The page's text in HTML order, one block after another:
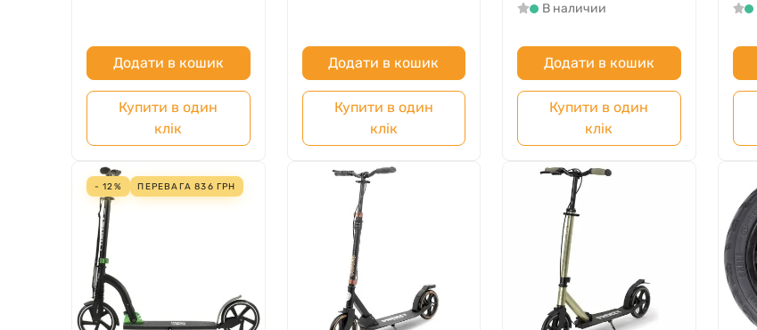
Додати в кошик
Купити в один
клік
Додати в кошик
Купити в один
клік
В наличии
Додати в кошик
Купити в один
клік
- 12% ПЕРЕВАГА836 ГРН